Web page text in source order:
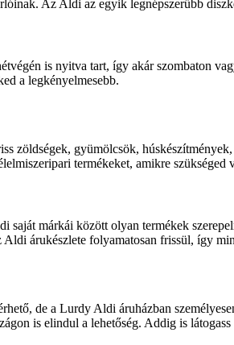
Az Aldi az egyik legnépszerűbb
is nyitva tart, így akár szombaton
a legkényelmesebb.
zöldségek, gyümölcsök,
termékeket, amikre szükséged
márkái között olyan termékek
árukészlete folyamatosan frissül, így
de a Lurdy Aldi áruházban
is elindul a lehetőség. Addig is